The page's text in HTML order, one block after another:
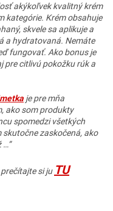
akýkoľvek kvalitný krém
kategórie. Krém obsahuje
skvele sa aplikuje a
a hydratovaná. Nemáte
fungovať. Ako bonus je
pre citlivú pokožku rúk a
je pre mňa
ako som produkty
spomedzi všetkých
zaskočená, ako
si ju TU